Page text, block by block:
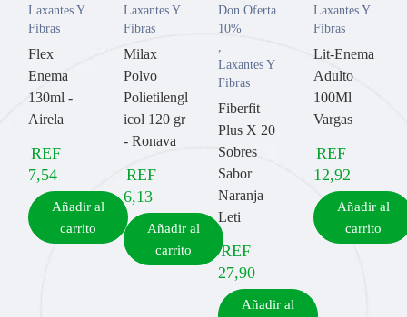
Laxantes Y
Fibras
Flex
Enema
130ml -
Airela
REF
7,54
Añadir al
carrito
Laxantes Y
Fibras
Milax
Polvo
Polietilengl
icol 120 gr
- Ronava
REF
6,13
Añadir al
carrito
Don Oferta
10%
Laxantes Y
Fibras
Fiberfit
Plus X 20
Sobres
Sabor
Naranja
Leti
REF
27,90
Añadir al
Laxantes Y
Fibras
Lit-Enema
Adulto
100Ml
Vargas
REF
12,92
Añadir al
carrito